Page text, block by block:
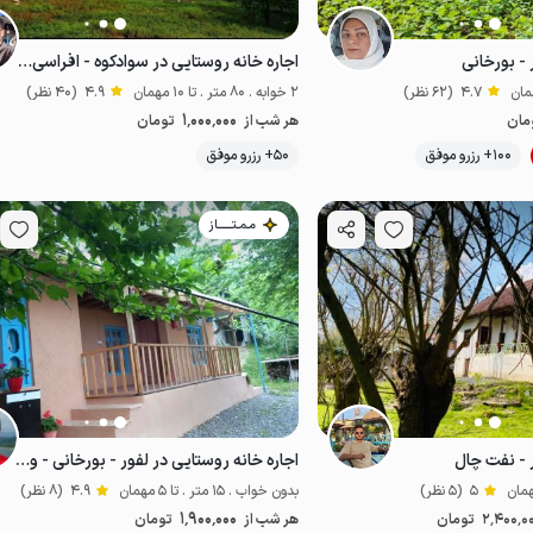
خاص موقعیت در نقشه
- بورخانی
4.7 (62 نظر)
100+ رزرو موفق موقعیت در نقشه
اجاره خانه روستایی در سوادکوه - افراسی - ۱
2 خوابه . 80 متر . تا 10 مهمان 4.9 (40 نظر)
هر شب از 1٬000٬000 تومان
50+ رزرو موفق
- نفت چال
5 (5 نظر)
تومان
مـمـتــــــاز
اجاره خانه روستایی در لفور - بورخانی - واحد یک
بدون خواب . 15 متر . تا 5 مهمان 4.9 (8 نظر)
هر شب از 1٬900٬000 تومان